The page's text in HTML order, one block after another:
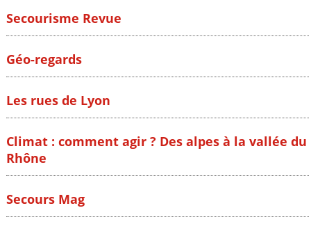
Secourisme Revue
Géo-regards
Les rues de Lyon
Climat : comment agir ? Des alpes à la vallée du
Rhône
Secours Mag